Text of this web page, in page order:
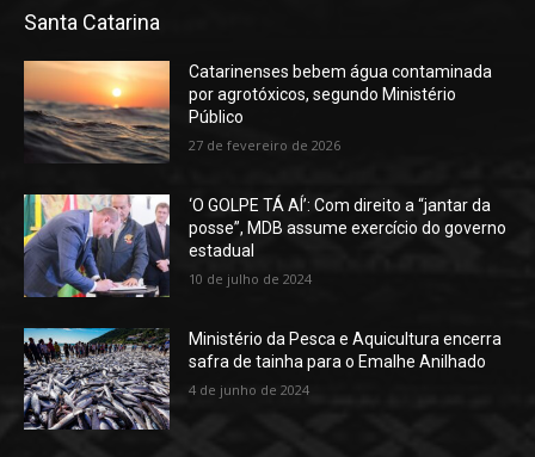
Santa Catarina
Catarinenses bebem água contaminada
por agrotóxicos, segundo Ministério
Público
27 de fevereiro de 2026
‘O GOLPE TÁ AÍ’: Com direito a “jantar da
posse”, MDB assume exercício do governo
estadual
10 de julho de 2024
Ministério da Pesca e Aquicultura encerra
safra de tainha para o Emalhe Anilhado
4 de junho de 2024